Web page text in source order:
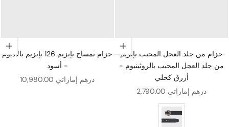
اختيار الخيارات
حزام تمساح بإبزيم 126 بإبزيم بالاديوم
- أسود
سعر البيع
10,980.00 درهم إماراتي
اختيار الخيارات
حزام من جلد العجل المحبب بإبزيم
من جلد العجل المحبب بالروثينيوم -
أزرق كحلي
سعر البيع 2,790.00 درهم إماراتي
بالروثينيوم - أسود